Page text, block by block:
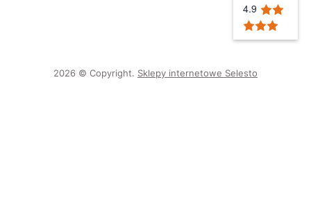
4.9
2026 © Copyright. Sklepy internetowe Selesto